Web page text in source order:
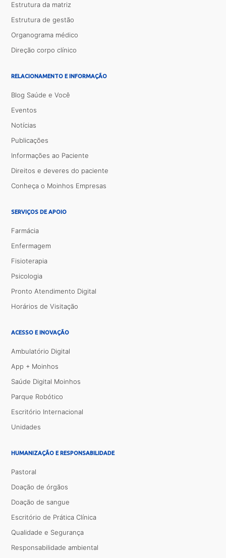
Estrutura da matriz
Estrutura de gestão
Organograma médico
Direção corpo clínico
RELACIONAMENTO E INFORMAÇÃO
Blog Saúde e Você
Eventos
Notícias
Publicações
Informações ao Paciente
Direitos e deveres do paciente
Conheça o Moinhos Empresas
SERVIÇOS DE APOIO
Farmácia
Enfermagem
Fisioterapia
Psicologia
Pronto Atendimento Digital
Horários de Visitação
ACESSO E INOVAÇÃO
Ambulatório Digital
App + Moinhos
Saúde Digital Moinhos
Parque Robótico
Escritório Internacional
Unidades
HUMANIZAÇÃO E RESPONSABILIDADE
Pastoral
Doação de órgãos
Doação de sangue
Escritório de Prática Clínica
Qualidade e Segurança
Responsabilidade ambiental